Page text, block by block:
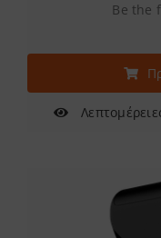
Be the